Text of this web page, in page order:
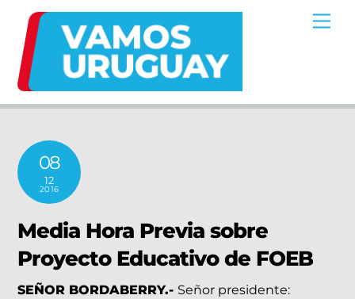
content
08
12
2016
Media Hora Previa sobre
Proyecto Educativo de FOEB
SEÑOR BORDABERRY.- Señor presidente: